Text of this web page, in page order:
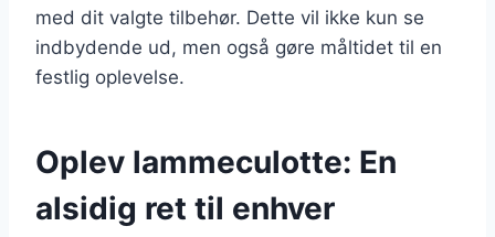
med dit valgte tilbehør. Dette vil ikke kun se
indbydende ud, men også gøre måltidet til en
festlig oplevelse.
Oplev lammeculotte: En
alsidig ret til enhver